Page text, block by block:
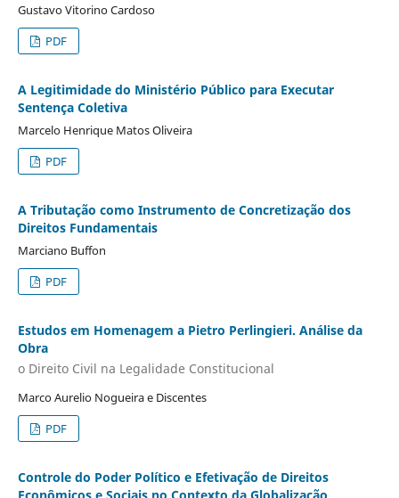
Gustavo Vitorino Cardoso
PDF
A Legitimidade do Ministério Público para Executar
Sentença Coletiva
Marcelo Henrique Matos Oliveira
PDF
A Tributação como Instrumento de Concretização dos
Direitos Fundamentais
Marciano Buffon
PDF
Estudos em Homenagem a Pietro Perlingieri. Análise da
Obra
o Direito Civil na Legalidade Constitucional
Marco Aurelio Nogueira e Discentes
PDF
Controle do Poder Político e Efetivação de Direitos